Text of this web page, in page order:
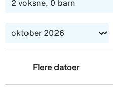
Flere datoer